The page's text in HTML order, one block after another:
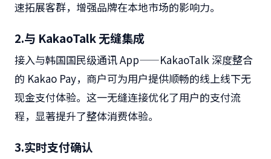
速拓展客群，增强品牌在本地市场的影响力。
2.与 KakaoTalk无缝集成
接入与韩国国民级通讯App——KakaoTalk 深度整合
的 Kakao Pay，商户可为用户提供顺畅的线上线下无
现金支付体验。这一无缝连接优化了用户的支付流
程，显著提升了整体消费体验。
3.实时支付确认